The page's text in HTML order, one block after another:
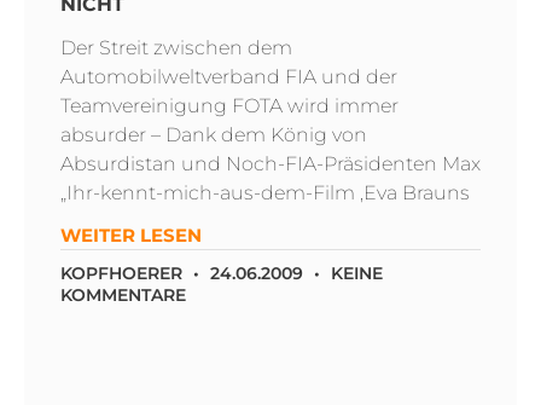
Der Streit zwischen dem
Automobilweltverband FIA und der
Teamvereinigung FOTA wird immer
absurder – Dank dem König von
Absurdistan und Noch-FIA-Präsidenten Max
„Ihr-kennt-mich-aus-dem-Film ‚Eva Brauns
WEITER LESEN
KOPFHOERER 24.06.2009
KEINE
KOMMENTARE